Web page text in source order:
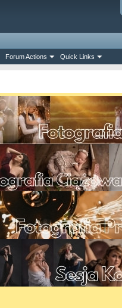
Forum Actions Quick Links